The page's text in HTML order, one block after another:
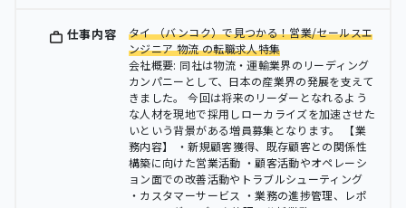
仕事内容
タイ （バンコク）で見つかる！営業/セールスエ
ンジニア 物流 の転職求人特集
会社概要: 同社は物流・運輸業界のリーディング
カンパニーとして、日本の産業界の発展を支えて
きました。 今回は将来のリーダーとなれるよう
な人材を現地で採用しローカライズを加速させた
いという背景がある増員募集となります。 【業
務内容】 ・新規顧客獲得、既存顧客との関係性
構築に向けた営業活動 ・顧客活動やオペレーシ
ョン面での改善活動やトラブルシューティング
・カスタマーサービス ・業務の進捗管理、レポ